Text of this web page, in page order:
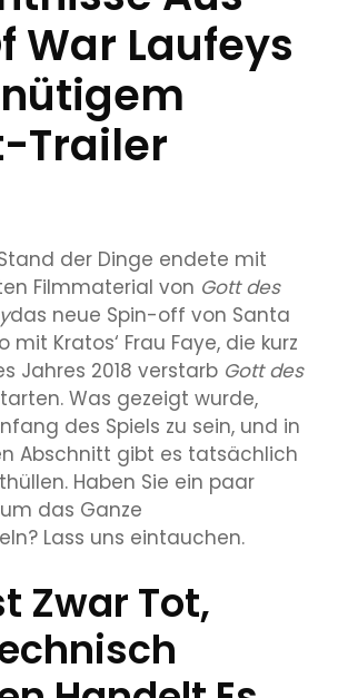
War Laufeys
Trailer
der Dinge endete mit
Filmmaterial von Gott des
das neue Spin-off von Santa
mit Kratos‘ Frau Faye, die kurz
Jahres 2018 verstarb Gott des
Was gezeigt wurde,
des Spiels zu sein, und in
Abschnitt gibt es tatsächlich
Haben Sie ein paar
das Ganze
Lass uns eintauchen.
Zwar Tot,